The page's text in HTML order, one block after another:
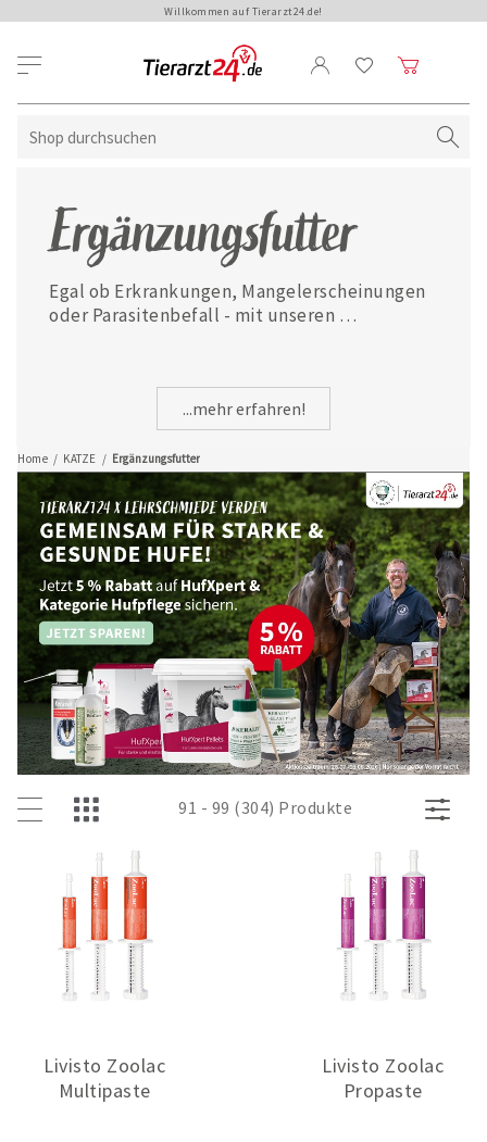
Willkommen auf Tierarzt24.de!
Home / KATZE / Ergänzungsfutter
Ergänzungsfutter
Egal ob Erkrankungen, Mangelerscheinungen
oder Parasitenbefall - mit unseren
...mehr erfahren!
91 - 99 (304) Produkte
Livisto Zoolac
Multipaste
Livisto Zoolac
Propaste